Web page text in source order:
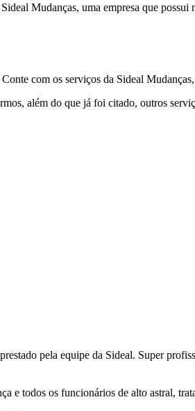
Mudanças, uma empresa que
com os serviços da Sideal
além do que já foi citado, outros
pela equipe da Sideal. Super
e todos os funcionários de alto astral,